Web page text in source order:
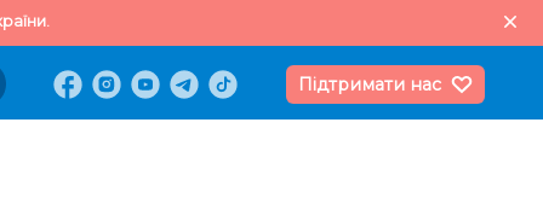
Підтримати нас